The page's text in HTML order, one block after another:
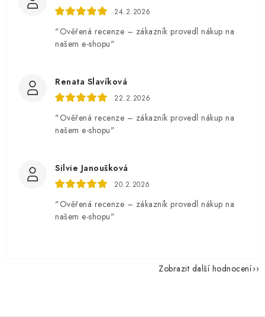
24.2.2026
"Ověřená recenze – zákazník provedl nákup na
našem e-shopu"
Renata Slavíková
22.2.2026
"Ověřená recenze – zákazník provedl nákup na
našem e-shopu"
Silvie Janoušková
20.2.2026
"Ověřená recenze – zákazník provedl nákup na
našem e-shopu"
Zobrazit další hodnocení